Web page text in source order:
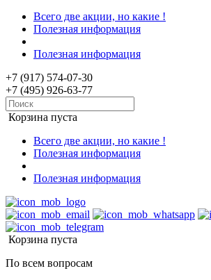
Всего две акции, но какие !
Полезная информация
Полезная информация
+7 (917) 574-07-30
+7 (495) 926-63-77
Корзина пуста
Всего две акции, но какие !
Полезная информация
Полезная информация
Корзина пуста
По всем вопросам